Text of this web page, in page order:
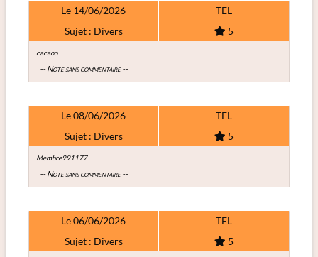
Le 14/06/2026
TEL
Sujet : Divers
5
cacaoo
-- Note sans commentaire --
Le 08/06/2026
TEL
Sujet : Divers
5
Membre991177
-- Note sans commentaire --
Le 06/06/2026
TEL
Sujet : Divers
5